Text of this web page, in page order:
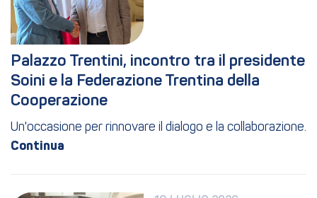
Palazzo Trentini, incontro tra il presidente
Soini e la Federazione Trentina della
Cooperazione
Un'occasione per rinnovare il dialogo e la collaborazione.